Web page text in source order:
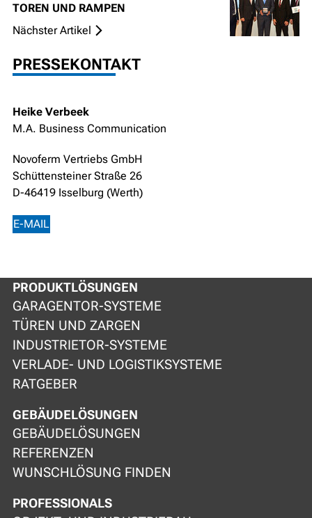
TOREN UND RAMPEN
Nächster Artikel
PRESSEKONTAKT
Heike Verbeek
M.A. Business Communication
Novoferm Vertriebs GmbH
Schüttensteiner Straße 26
D-46419 Isselburg (Werth)
E-MAIL
PRODUKTLÖSUNGEN
GARAGENTOR-SYSTEME
TÜREN UND ZARGEN
INDUSTRIETOR-SYSTEME
VERLADE- UND LOGISTIKSYSTEME
RATGEBER
GEBÄUDELÖSUNGEN
GEBÄUDELÖSUNGEN
REFERENZEN
WUNSCHLÖSUNG FINDEN
PROFESSIONALS